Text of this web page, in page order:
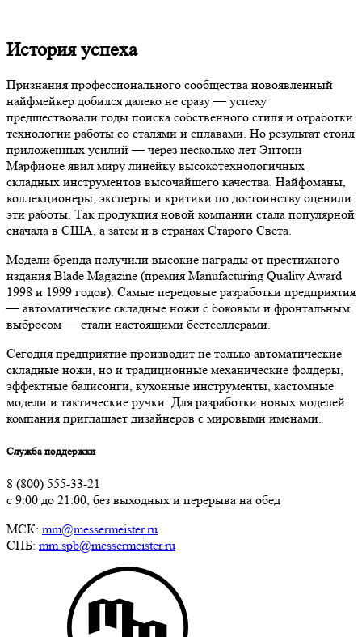
История успеха
Признания профессионального сообщества новоявленный
найфмейкер добился далеко не сразу — успеху
предшествовали годы поиска собственного стиля и отработки
технологии работы со сталями и сплавами. Но результат стоил
приложенных усилий — через несколько лет Энтони
Марфионе явил миру линейку высокотехнологичных
складных инструментов высочайшего качества. Найфоманы,
коллекционеры, эксперты и критики по достоинству оценили
эти работы. Так продукция новой компании стала популярной
сначала в США, а затем и в странах Старого Света.
Модели бренда получили высокие награды от престижного
издания Blade Magazine (премия Manufacturing Quality Award
1998 и 1999 годов). Самые передовые разработки предприятия
— автоматические складные ножи с боковым и фронтальным
выбросом — стали настоящими бестселлерами.
Сегодня предприятие производит не только автоматические
складные ножи, но и традиционные механические фолдеры,
эффектные балисонги, кухонные инструменты, кастомные
модели и тактические ручки. Для разработки новых моделей
компания приглашает дизайнеров с мировыми именами.
Служба поддержки
8 (800) 555-33-21
с 9:00 до 21:00, без выходных и перерыва на обед
МСК: mm@messermeister.ru
СПБ: mm.spb@messermeister.ru